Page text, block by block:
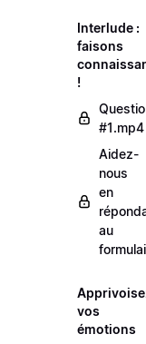
Interlude :
faisons
!
#1.mp4
Aidez-
nous
en
au
vos
émotions